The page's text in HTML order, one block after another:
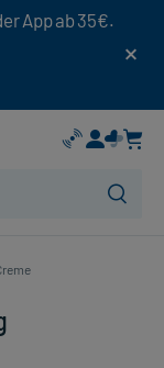
App ab 35€.